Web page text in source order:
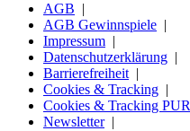
AGB
AGB Gewinnspiele
Impressum
Datenschutzerklärung
Barrierefreiheit
Cookies & Tracking
Cookies & Tracking PUR
Newsletter